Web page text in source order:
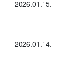
2026.01.15.
2026.01.14.